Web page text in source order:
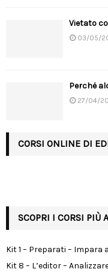
Vietato
03/05/
Perché
27/04/
CORSI ONLINE DI
SCOPRI I CORSI PIÙ
Kit 1 – Preparati – Impara
Kit 8 – L’editor –